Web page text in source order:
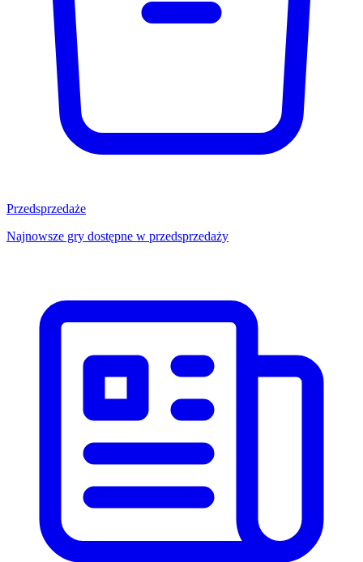
Przedsprzedaże
Najnowsze gry dostępne w przedsprzedaży